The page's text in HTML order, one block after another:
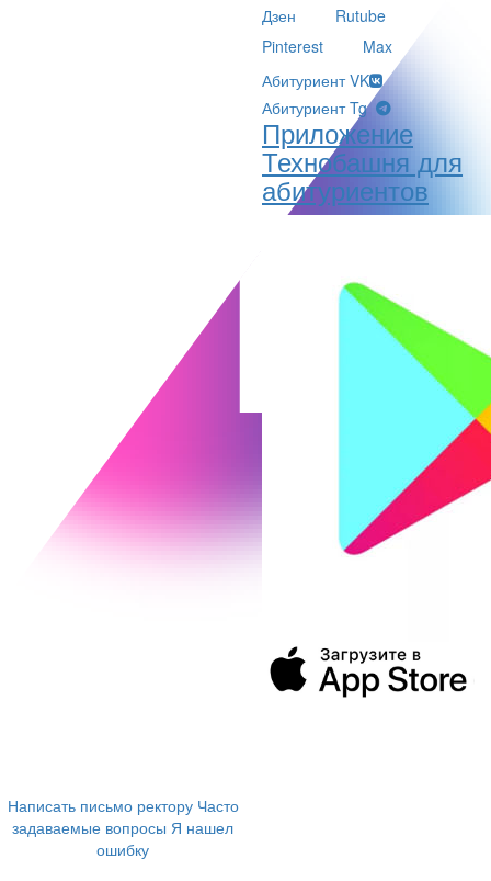
Написать письмо ректору Часто
задаваемые вопросы Я нашел
ошибку
Дзен
Rutube
Pinterest
Max
Абитуриент VK
Абитуриент Tg
Приложение
Технобашня для
абитуриентов